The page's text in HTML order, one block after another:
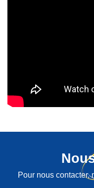
Pour nous contacter,